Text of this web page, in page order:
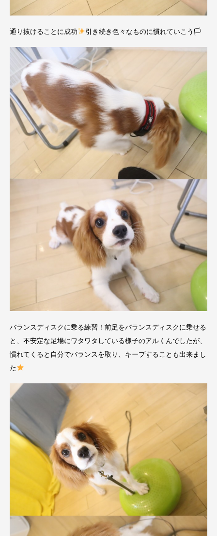
通り抜けることに成功 引き続き色々なものに慣れていこう🏳
バランスディスクに乗る練習！前足をバランスディスクに乗せる
と、不安定な足場にワタワタしている様子のアルくんでしたが、
慣れてくると自分でバランスを取り、キープすることも出来まし
た